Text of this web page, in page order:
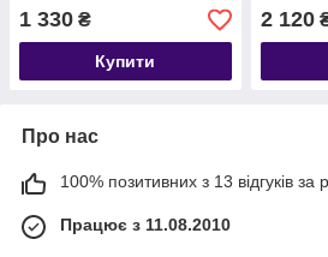
1 330 ₴
Купити
2 120
Про нас
100% позитивних з 13 відгуків за
Працює з 11.08.2010